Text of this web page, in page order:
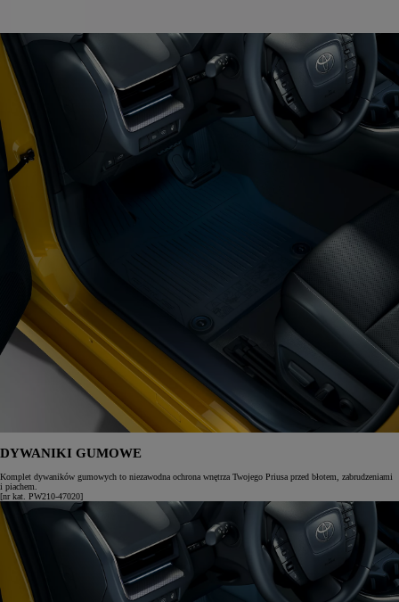
DYWANIKI GUMOWE
Komplet dywaników gumowych to niezawodna ochrona wnętrza Twojego Priusa przed błotem, zabrudzeniami
i piachem.
[nr kat. PW210-47020]